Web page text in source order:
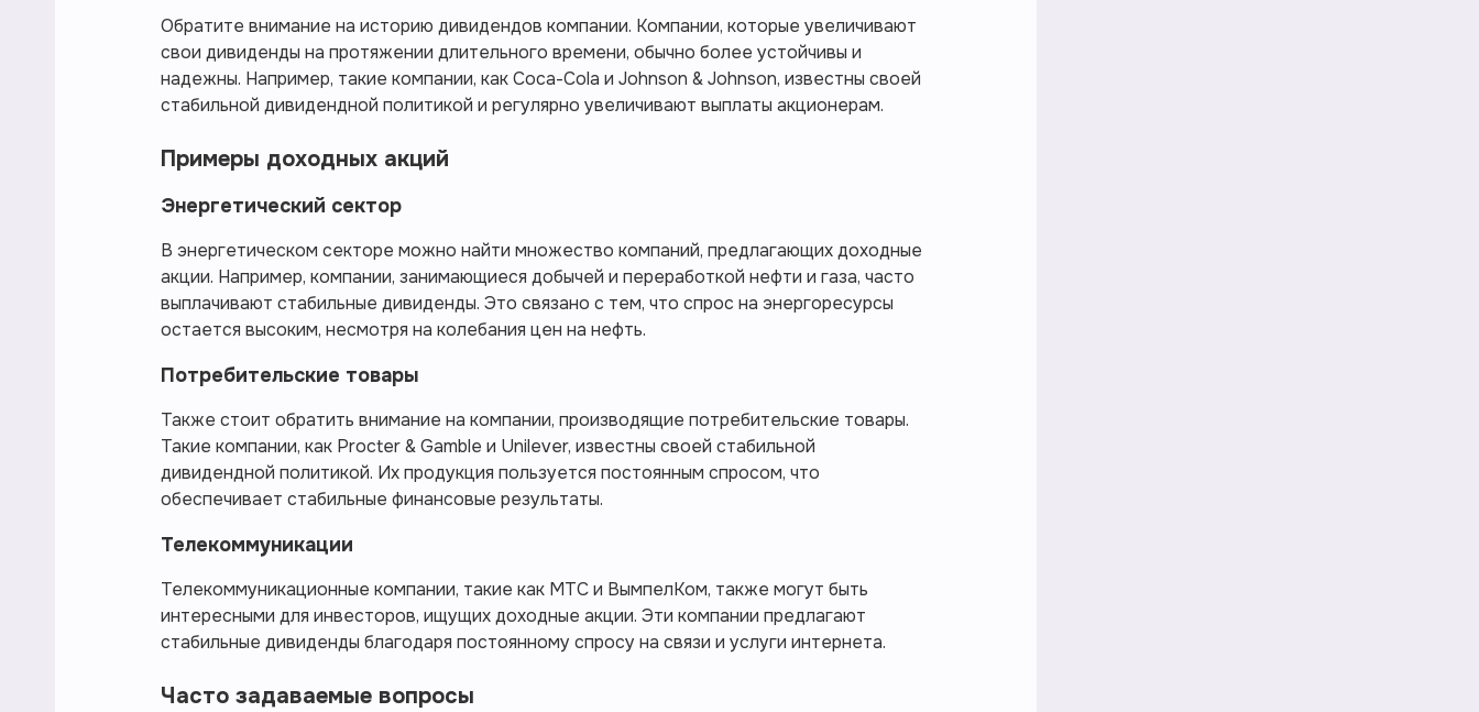
Обратите внимание на историю дивидендов компании. Компании, которые увеличивают
свои дивиденды на протяжении длительного времени, обычно более устойчивы и
надежны. Например, такие компании, как Coca-Cola и Johnson & Johnson, известны своей
стабильной дивидендной политикой и регулярно увеличивают выплаты акционерам.
Примеры доходных акций
Энергетический сектор
В энергетическом секторе можно найти множество компаний, предлагающих доходные
акции. Например, компании, занимающиеся добычей и переработкой нефти и газа, часто
выплачивают стабильные дивиденды. Это связано с тем, что спрос на энергоресурсы
остается высоким, несмотря на колебания цен на нефть.
Потребительские товары
Также стоит обратить внимание на компании, производящие потребительские товары.
Такие компании, как Procter & Gamble и Unilever, известны своей стабильной
дивидендной политикой. Их продукция пользуется постоянным спросом, что
обеспечивает стабильные финансовые результаты.
Телекоммуникации
Телекоммуникационные компании, такие как МТС и ВымпелКом, также могут быть
интересными для инвесторов, ищущих доходные акции. Эти компании предлагают
стабильные дивиденды благодаря постоянному спросу на связи и услуги интернета.
Часто задаваемые вопросы